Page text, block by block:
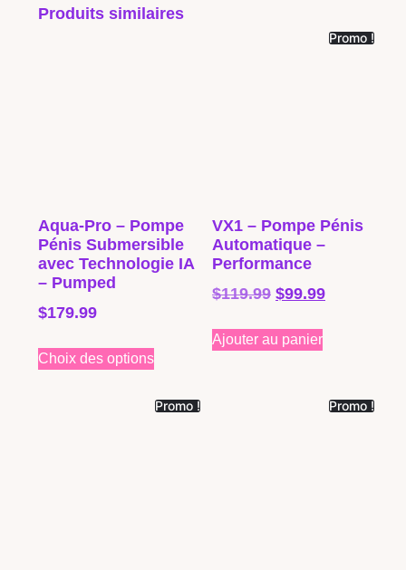
Produits similaires
Aqua-Pro – Pompe
Pénis Submersible
avec Technologie IA
– Pumped
$179.99
Choix des options
Promo !
VX1 – Pompe Pénis
Automatique –
Performance
$119.99 $99.99
Ajouter au panier
Promo ! Promo !